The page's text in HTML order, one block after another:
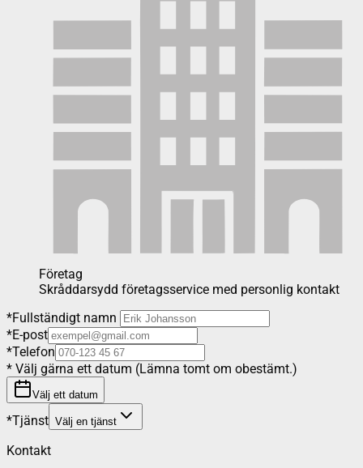
Företag
Skråddarsydd företagsservice med personlig kontakt
*Fullständigt namn
*E-post
*Telefon
* Välj gärna ett datum (Lämna tomt om obestämt.)
Välj ett datum
*Tjänst Välj en tjänst
Kontakt